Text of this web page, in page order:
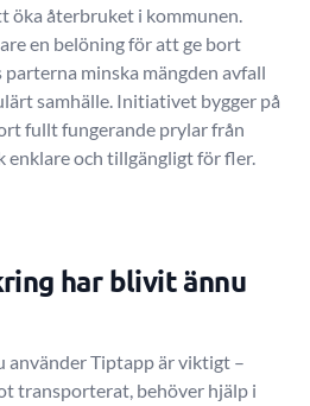
öka återbruket i kommunen.
en belöning för att ge bort
minska mängden avfall
samhälle. Initiativet bygger på
fullt fungerande prylar från
enklare och tillgängligt för fler.
har blivit ännu
använder Tiptapp är viktigt –
transporterat, behöver hjälp i